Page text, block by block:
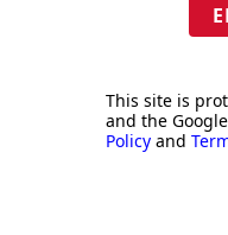
This site is
and the Google
Policy and